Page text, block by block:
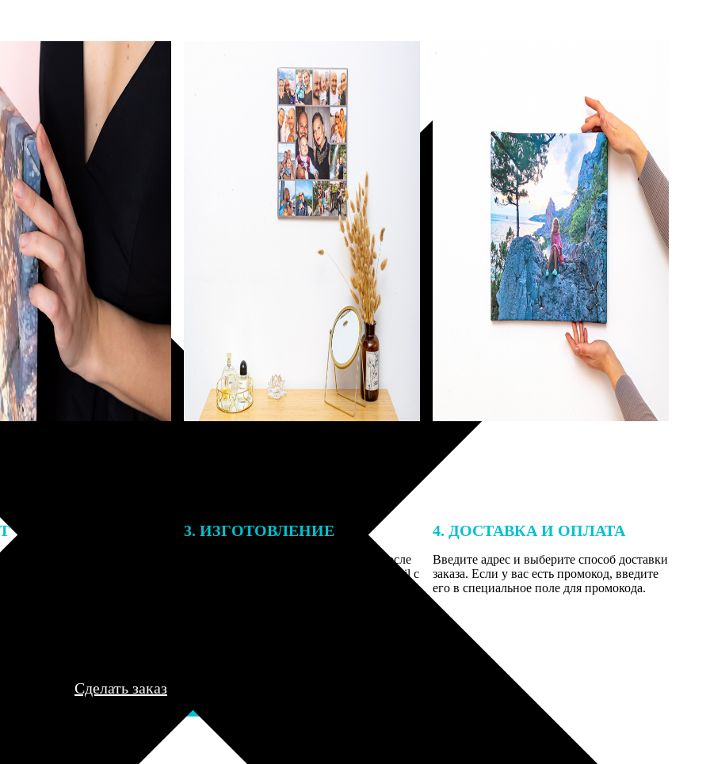
заказа к печати
могут связаться с Вами
телефону или email для
деталей.
3. ИЗГОТОВЛЕНИЕ
Оплатите заказ банковской картой. После
оплаты получите подтверждение на email с
4. ДОСТАВКА И ОПЛАТА
Введите адрес и выберите способ доставки
заказа. Если у вас есть промокод, введите
его в специальное поле для промокода.
Сделать заказ